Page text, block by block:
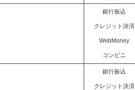
銀行振込
クレジット決済
WebMoney
コンビニ
銀行振込
クレジット決済